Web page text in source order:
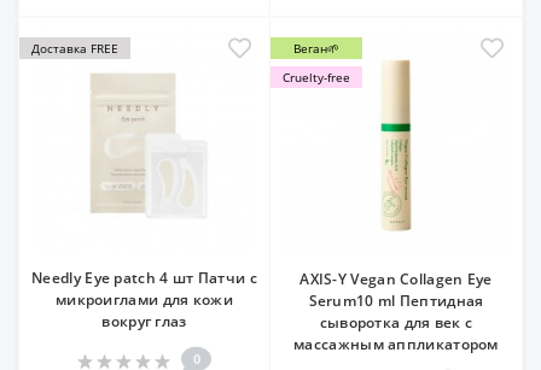
Доставка FREE
Needly Eye patch 4 шт Патчи с
микроиглами для кожи
вокруг глаз
0
Веган🌱
Cruelty-free
AXIS-Y Vegan Collagen Eye
Serum10 ml Пептидная
сыворотка для век с
массажным аппликатором